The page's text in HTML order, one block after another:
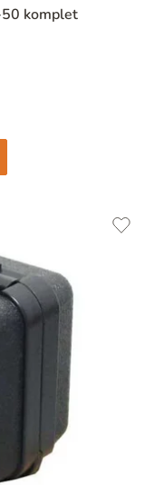
komplet